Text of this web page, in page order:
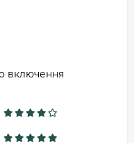
включення